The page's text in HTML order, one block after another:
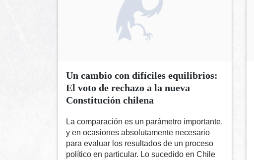
Un cambio con difíciles equilibrios:
El voto de rechazo a la nueva
Constitución chilena
La comparación es un parámetro importante,
y en ocasiones absolutamente necesario
para evaluar los resultados de un proceso
político en particular. Lo sucedido en Chile